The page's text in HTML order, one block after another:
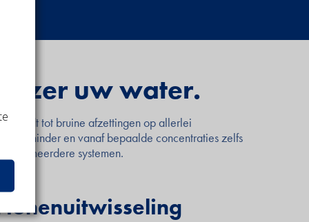
uw water.
leidt tot bruine afzettingen op allerlei
geurhinder en vanaf bepaalde concentraties zelfs
meerdere systemen.